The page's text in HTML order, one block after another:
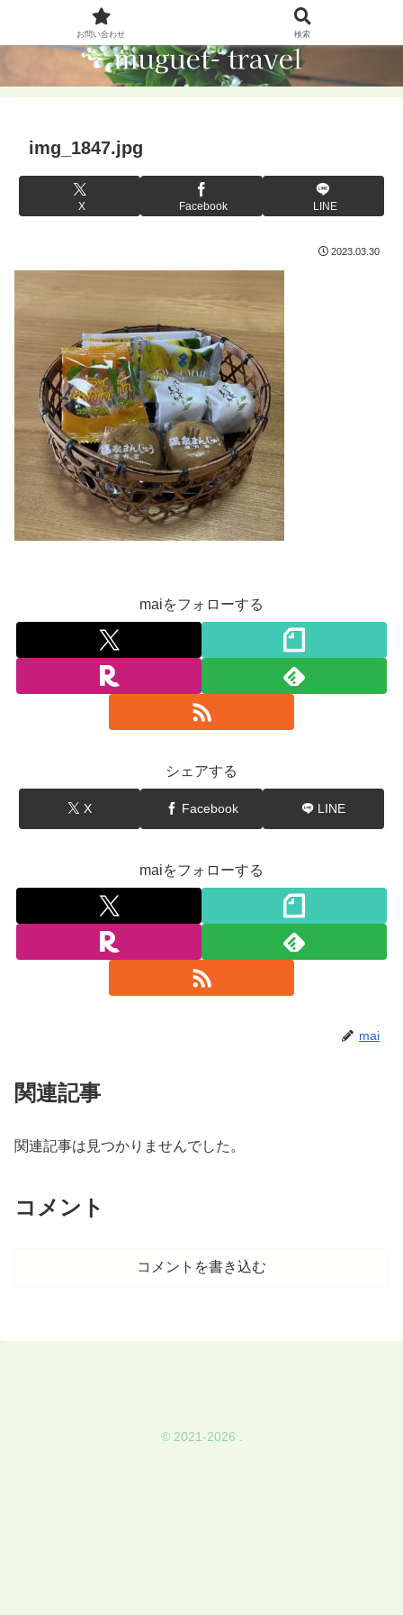
img_1847.jpg
X Facebook LINE
2023.03.30
maiをフォローする
シェアする
X Facebook LINE
maiをフォローする
mai
関連記事
関連記事は見つかりませんでした。
コメント
コメントを書き込む
© 2021-2026 .
お問い合わせ 検索